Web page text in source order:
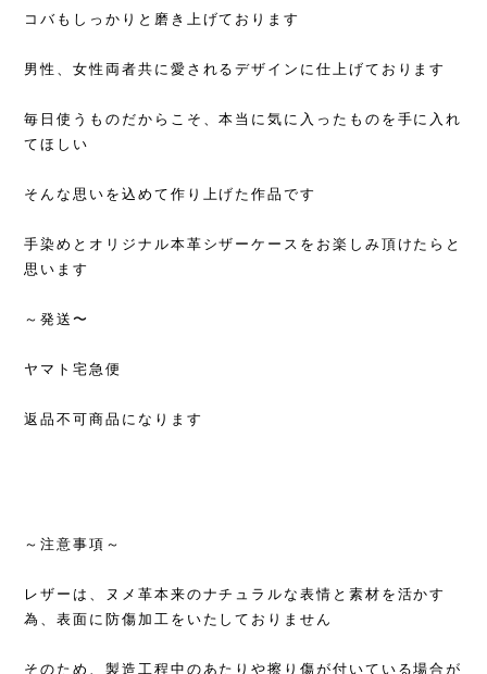
コバもしっかりと磨き上げております
男性、女性両者共に愛されるデザインに仕上げております
毎日使うものだからこそ、本当に気に入ったものを手に入れ
てほしい
そんな思いを込めて作り上げた作品です
手染めとオリジナル本革シザーケースをお楽しみ頂けたらと
思います
～発送〜
ヤマト宅急便
返品不可商品になります
～注意事項～
レザーは、ヌメ革本来のナチュラルな表情と素材を活かす
為、表面に防傷加工をいたしておりません
そのため、製造工程中のあたりや擦り傷が付いている場合が